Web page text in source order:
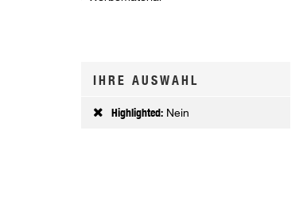
IHRE AUSWAHL
Highlighted: Nein